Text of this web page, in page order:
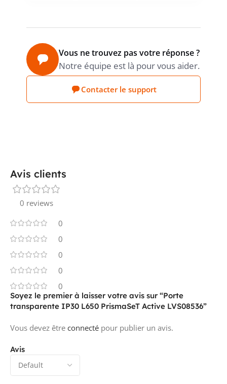
Vous ne trouvez pas votre réponse ?
Notre équipe est là pour vous aider.
Contacter le support
Avis clients
0 reviews
0
0
0
0
0
Avis
Soyez le premier à laisser votre avis sur “Porte
transparente IP30 L650 PrismaSeT Active LVS08536”
Vous devez être connecté pour publier un avis.